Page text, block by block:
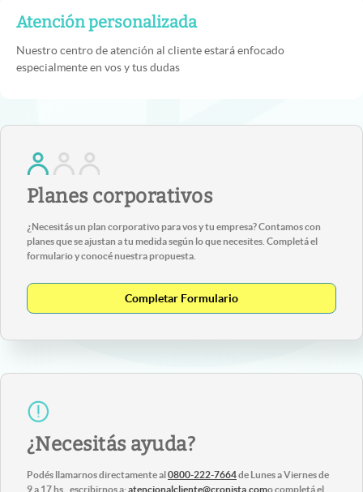
Atención personalizada
Nuestro centro de atención al cliente estará enfocado
especialmente en vos y tus dudas
Planes corporativos
¿Necesitás un plan corporativo para vos y tu empresa? Contamos con
planes que se ajustan a tu medida según lo que necesites. Completá el
formulario y conocé nuestra propuesta.
Completar Formulario
¿Necesitás ayuda?
Podés llamarnos directamente al 0800-222-7664de Lunes a Viernes de
9 a 17 hs., escribirnos a:atencionalcliente@cronista.como completá el